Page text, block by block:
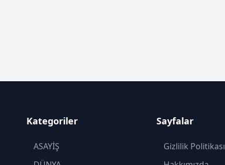
Kategoriler
ASAYİŞ
Sayfalar
Gizlilik Politikası